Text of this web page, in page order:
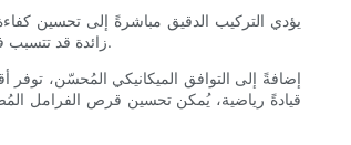
يؤدي التركيب الدقيق مباشرةً إلى تحسين
زائدة قد تتسبب في التواء القرص وتلفه المبكر. علاوة على ذلك، يقلل التركيب المُخصّص من احتمالية صدور أصوات طقطقة واهتزازات المكابح، مما يُسهم في تجربة قيادة أكثر سلاسة وهدوءًا.
إضافةً إلى التوافق الميكانيكي المُحسّن،
قيادةً رياضية، يُمكن تحسين قرص الفرامل